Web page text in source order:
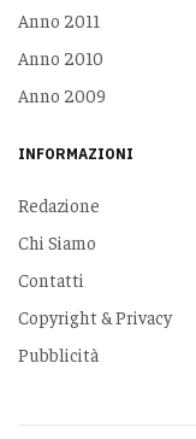
Anno 2011
Anno 2010
Anno 2009
INFORMAZIONI
Redazione
Chi Siamo
Contatti
Copyright & Privacy
Pubblicità